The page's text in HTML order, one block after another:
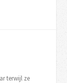
terwijl ze